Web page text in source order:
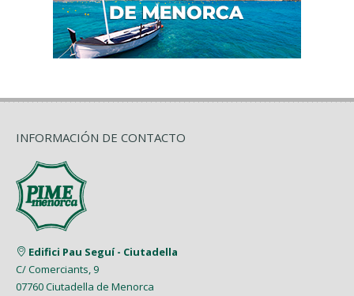
INFORMACIÓN DE CONTACTO
Edifici Pau Seguí - Ciutadella
C/ Comerciants, 9
07760 Ciutadella de Menorca